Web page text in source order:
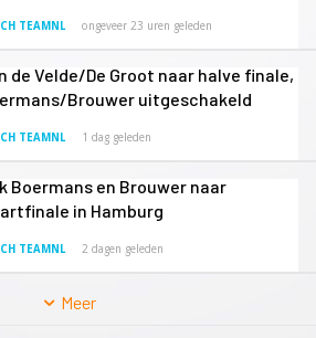
TEAMNL ongeveer 23 uren geleden
de Velde/De Groot naar halve finale,
Brouwer uitgeschakeld
TEAMNL 1 dag geleden
Boermans en Brouwer naar
in Hamburg
TEAMNL 2 dagen geleden
Meer